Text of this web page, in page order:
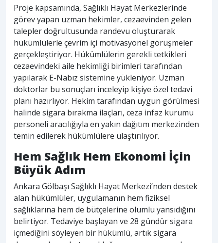
Proje kapsamında, Sağlıklı Hayat Merkezlerinde
görev yapan uzman hekimler, cezaevinden gelen
talepler doğrultusunda randevu oluşturarak
hükümlülerle çevrim içi motivasyonel görüşmeler
gerçekleştiriyor. Hükümlülerin gerekli tetkikleri
cezaevindeki aile hekimliği birimleri tarafından
yapılarak E-Nabız sistemine yükleniyor. Uzman
doktorlar bu sonuçları inceleyip kişiye özel tedavi
planı hazırlıyor. Hekim tarafından uygun görülmesi
halinde sigara bırakma ilaçları, ceza infaz kurumu
personeli aracılığıyla en yakın dağıtım merkezinden
temin edilerek hükümlülere ulaştırılıyor.
Hem Sağlık Hem Ekonomi İçin
Büyük Adım
Ankara Gölbaşı Sağlıklı Hayat Merkezi’nden destek
alan hükümlüler, uygulamanın hem fiziksel
sağlıklarına hem de bütçelerine olumlu yansıdığını
belirtiyor. Tedaviye başlayan ve 28 gündür sigara
içmediğini söyleyen bir hükümlü, artık sigara